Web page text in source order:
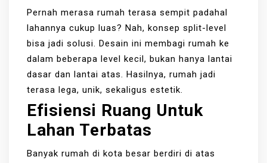
Pernah merasa rumah terasa sempit padahal
lahannya cukup luas? Nah, konsep split-level
bisa jadi solusi. Desain ini membagi rumah ke
dalam beberapa level kecil, bukan hanya lantai
dasar dan lantai atas. Hasilnya, rumah jadi
terasa lega, unik, sekaligus estetik.
Efisiensi Ruang Untuk
Lahan Terbatas
Banyak rumah di kota besar berdiri di atas